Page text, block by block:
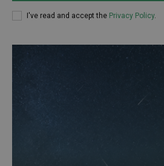
I've read and accept the Privacy Policy.